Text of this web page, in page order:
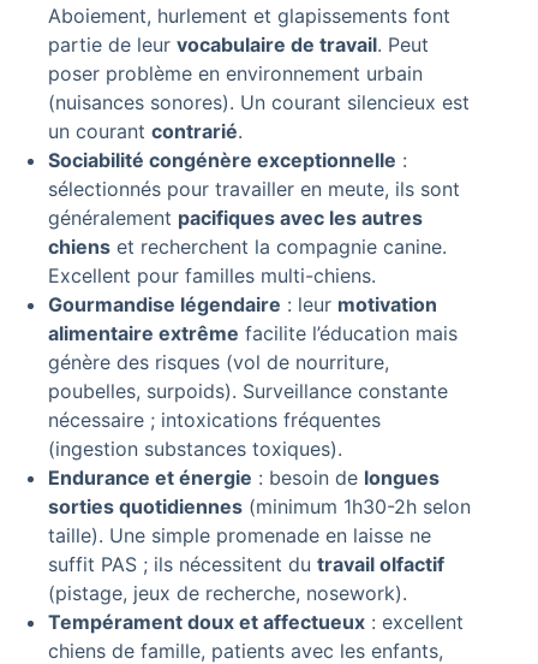
Aboiement, hurlement et glapissements font
partie de leur vocabulaire de travail. Peut
poser problème en environnement urbain
(nuisances sonores). Un courant silencieux est
un courant contrarié.
Sociabilité congénère exceptionnelle :
sélectionnés pour travailler en meute, ils sont
généralement pacifiques avec les autres
chiens et recherchent la compagnie canine.
Excellent pour familles multi-chiens.
Gourmandise légendaire : leur motivation
alimentaire extrême facilite l’éducation mais
génère des risques (vol de nourriture,
poubelles, surpoids). Surveillance constante
nécessaire ; intoxications fréquentes
(ingestion substances toxiques).
Endurance et énergie : besoin de longues
sorties quotidiennes (minimum 1h30-2h selon
taille). Une simple promenade en laisse ne
suffit PAS ; ils nécessitent du travail olfactif
(pistage, jeux de recherche, nosework).
Tempérament doux et affectueux : excellent
chiens de famille, patients avec les enfants,